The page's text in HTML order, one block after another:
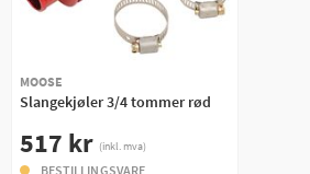
MOOSE
Slangekjøler 3/4 tommer rød
517 kr (inkl. mva)
BESTILLINGSVARE